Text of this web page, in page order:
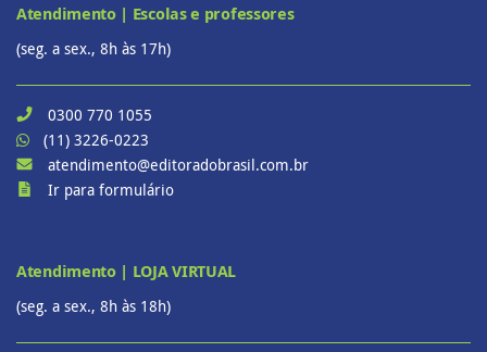
Atendimento | Escolas e professores
(seg. a sex., 8h às 17h)
0300 770 1055
(11) 3226-0223
atendimento@editoradobrasil.com.br
Ir para formulário
Atendimento | LOJA VIRTUAL
(seg. a sex., 8h às 18h)